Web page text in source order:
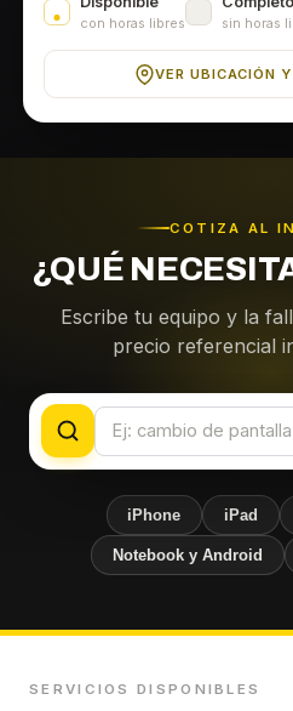
con horas libres sin horas
VER UBICACIÓN
COTIZA AL
¿QUÉ
Escribe tu equipo y la
precio referencial
iPhone iPad
Notebook y Android
SERVICIOS DISPONIBLES